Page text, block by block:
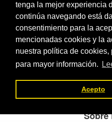
tenga la mejor experiencia
continúa navegando está
consentimiento para la
mencionadas cookies y la
nuestra política de
para mayor información.
Acepto
Footer Sobre